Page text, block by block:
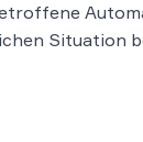
Situation